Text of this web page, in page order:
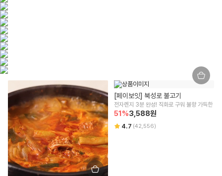
[페이보잇] 북성로 불고기
전자렌지 3분 완성! 직화로 구워 불향 가득한
51%3,588원
4.7 (42,556)